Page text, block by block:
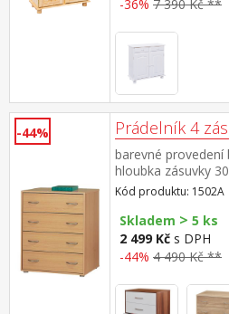
-36% 7 390 Kč **
-44% Prádelník 4
barevné provedení
hloubka zásuvky
Kód produktu: 1502A
Skladem > 5 ks
2 499 Kč s DPH
-44% 4 490 Kč **